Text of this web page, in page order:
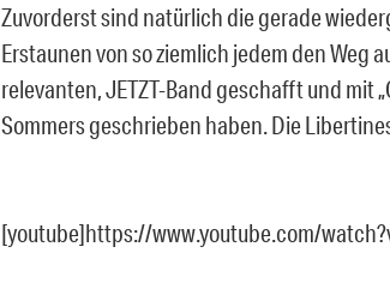
Zuvorderst sind natürlich die gerade
Erstaunen von so ziemlich jedem den Weg
relevanten, JETZT-Band geschafft und mit
Sommers geschrieben haben. Die
[youtube]https://www.youtube.com/